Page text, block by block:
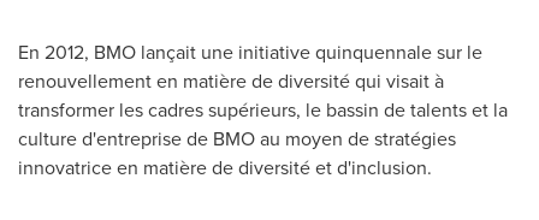
En 2012, BMO lançait une initiative quinquennale sur le
renouvellement en matière de diversité qui visait à
transformer les cadres supérieurs, le bassin de talents et la
culture d'entreprise de BMO au moyen de stratégies
innovatrice en matière de diversité et d'inclusion.